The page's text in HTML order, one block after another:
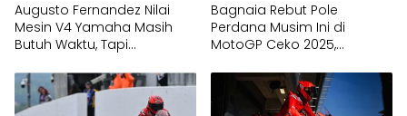
Augusto Fernandez Nilai
Mesin V4 Yamaha Masih
Butuh Waktu, Tapi
Bagnaia Rebut Pole
Perdana Musim Ini di
MotoGP Ceko 2025,